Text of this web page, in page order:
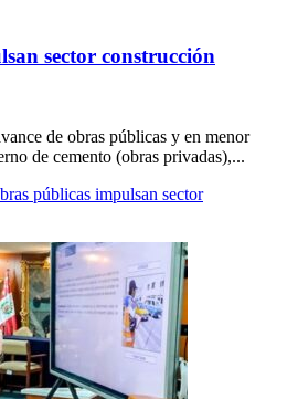
sector construcción
de obras públicas y en menor
de cemento (obras privadas),...
públicas impulsan sector